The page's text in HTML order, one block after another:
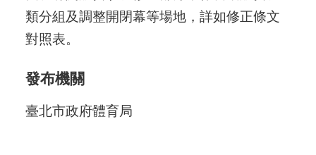
類分組及調整開閉幕等場地，詳如修正條文
對照表。
發布機關
臺北市政府體育局